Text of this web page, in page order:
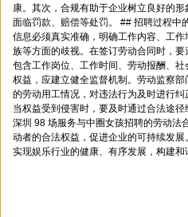
康。其次，合规有助于企业树立良好的
面临罚款、赔偿等处罚。 ## 招聘过程中
信息必须真实准确，明确工作内容、工
族等方面的歧视。在签订劳动合同时，
包含工作岗位、工作时间、劳动报酬、
权益，应建立健全监督机制。劳动监察
的劳动用工情况，对违法行为及时进行
当权益受到侵害时，要及时通过合法途
深圳 98 场服务与中圈女孩招聘的劳动法
动者的合法权益，促进企业的可持续发
实现娱乐行业的健康、有序发展，构建和